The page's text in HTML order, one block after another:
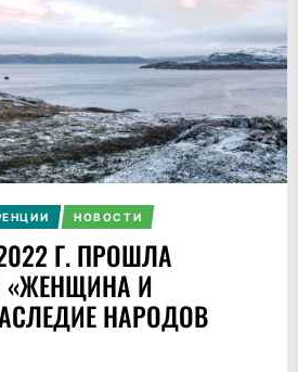
НОВОСТИ
Г. ПРОШЛА
«ЖЕНЩИНА И
НАРОДОВ